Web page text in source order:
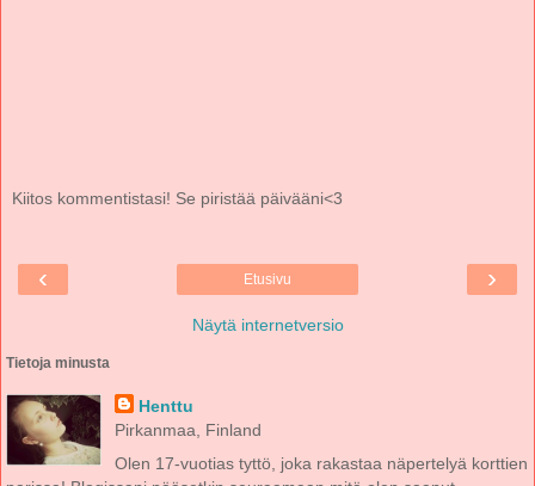
Kiitos kommentistasi! Se piristää päivääni<3
‹ ›
Etusivu
Näytä internetversio
Tietoja minusta
Henttu
Pirkanmaa, Finland
Olen 17-vuotias tyttö, joka rakastaa näpertelyä korttien